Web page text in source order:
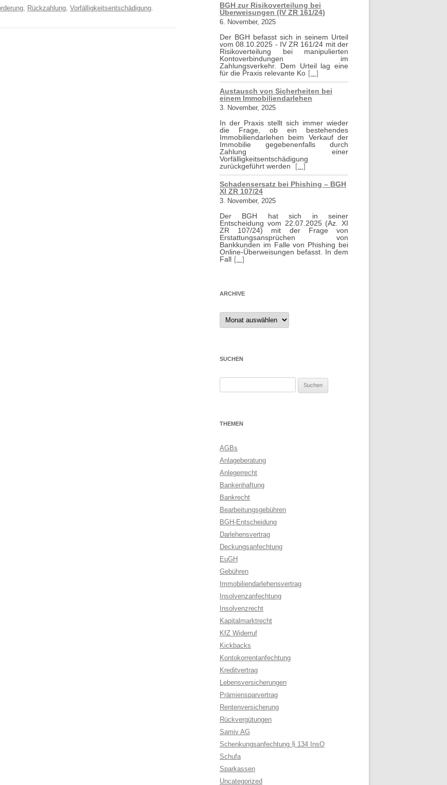
, Rückzahlung, Vorfälligkeitsentschädigung.
BGH zur Risikoverteilung bei
Überweisungen (IV ZR 161/24)
6. November, 2025
Der BGH befasst sich in seinem Urteil
vom 08.10.2025 - IV ZR 161/24 mit der
Risikoverteilung bei manipulierten
Kontoverbindungen im
Zahlungsverkehr. Dem Urteil lag eine
für die Praxis relevante Ko [...]
Austausch von Sicherheiten bei
einem Immobiliendarlehen
3. November, 2025
In der Praxis stellt sich immer wieder
die Frage, ob ein bestehendes
Immobiliendarlehen beim Verkauf der
Immobilie gegebenenfalls durch
Zahlung einer
Vorfälligkeitsentschädigung
zurückgeführt werden
[...]
Schadensersatz bei Phishing – BGH
XI ZR 107/24
3. November, 2025
Der BGH hat sich in seiner
Entscheidung vom 22.07.2025 (Az. XI
ZR 107/24) mit der Frage von
Erstattungsansprüchen von
Bankkunden im Falle von Phishing bei
Online-Überweisungen befasst. In dem
Fall [...]
ARCHIVE
Archive
SUCHEN
THEMEN
AGBs
Anlageberatung
Anlegerrecht
Bankenhaftung
Bankrecht
Bearbeitungsgebühren
BGH-Entscheidung
Darlehensvertrag
Deckungsanfechtung
EuGH
Gebühren
Immobiliendarlehensvertrag
Insolvenzanfechtung
Insolvenzrecht
Kapitalmarktrecht
KfZ Widerruf
Kickbacks
Kontokorrentanfechtung
Kreditvertrag
Lebensversicherungen
Prämiensparvertrag
Rentenversicherung
Rückvergütungen
Samiv AG
Schenkungsanfechtung § 134 InsO
Schufa
Sparkassen
Uncategorized